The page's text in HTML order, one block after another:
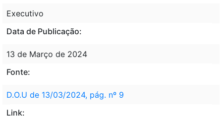
Executivo
Data de Publicação:
13 de Março de 2024
Fonte:
D.O.U de 13/03/2024, pág. nº 9
Link: